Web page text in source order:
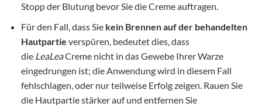
Stopp der Blutung bevor Sie die Creme auftragen.
Für den Fall, dass Sie kein Brennen auf der behandelten
Hautpartie verspüren, bedeutet dies, dass
die LeaLeaCreme nicht in das Gewebe Ihrer Warze
eingedrungen ist; die Anwendung wird in diesem Fall
fehlschlagen, oder nur teilweise Erfolg zeigen. Rauen Sie
die Hautpartie stärker auf und entfernen Sie